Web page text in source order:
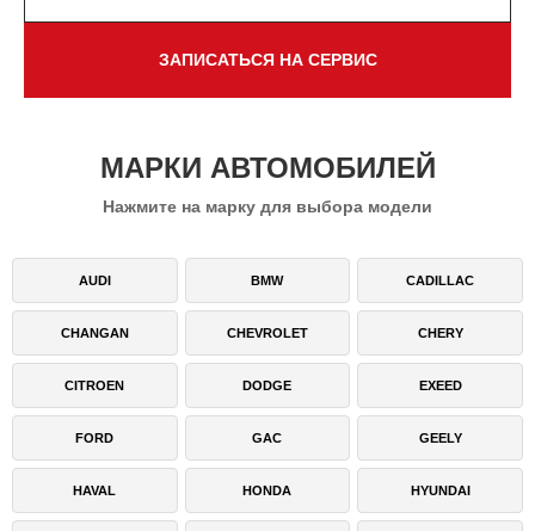
ЗАПИСАТЬСЯ НА СЕРВИС
МАРКИ АВТОМОБИЛЕЙ
Нажмите на марку для выбора модели
AUDI BMW CADILLAC
CHANGAN CHEVROLET CHERY
CITROEN DODGE EXEED
FORD GAC GEELY
HAVAL HONDA HYUNDAI